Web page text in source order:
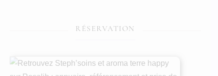
RÉSERVATION